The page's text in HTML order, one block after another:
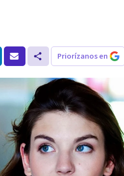
Priorízanos en